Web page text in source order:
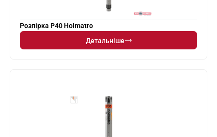
Розпірка P40 Holmatro
Детальніше